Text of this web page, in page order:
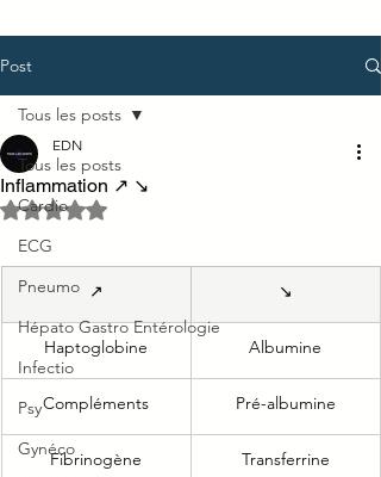
Post
Tous les posts
Cardio
ECG
Pneumo
Hépato Gastro Entérologie
Infectio
Psy
Gynéco
Tous les posts
Inflammation ↗ ↘
EDN
Noté NaN étoiles sur 5.
↗ ​↘
Haptoglobine Albumine
Compléments Pré-albumine
​Fibrinogène Transferrine